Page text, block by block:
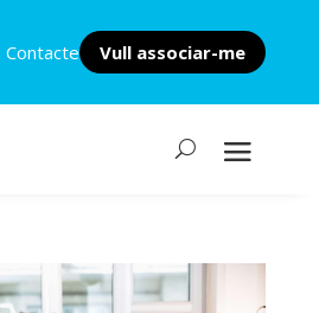
Contacte Vull associar-me